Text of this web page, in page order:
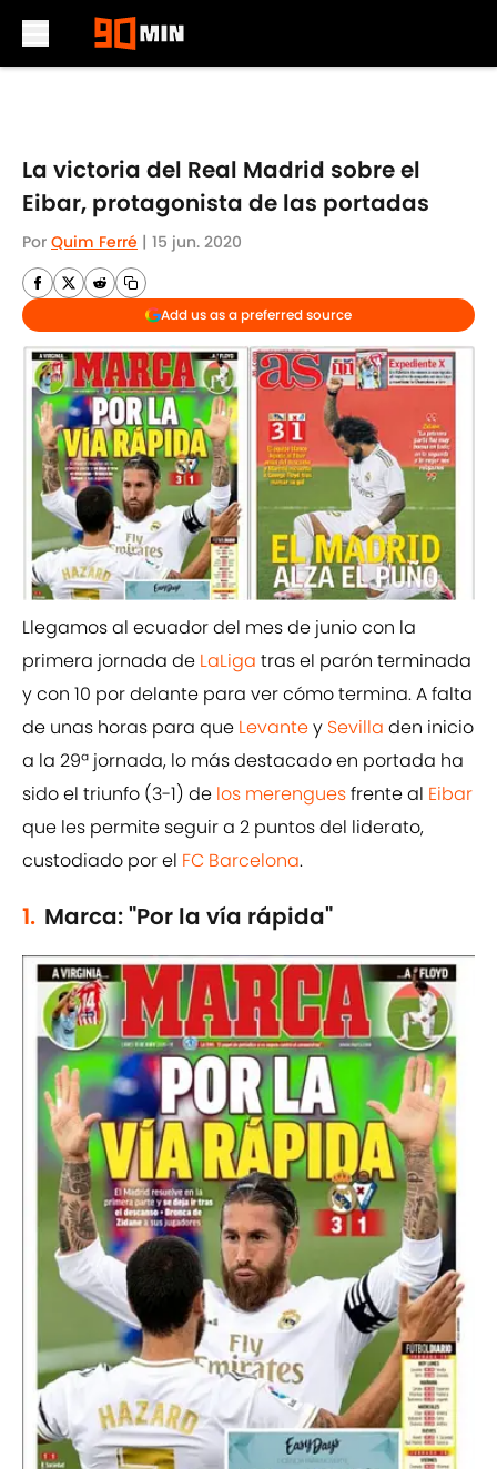
La victoria del Real Madrid sobre el
Eibar, protagonista de las portadas
Por Quim Ferré | 15 jun. 2020
Add us as a preferred source
Llegamos al ecuador del mes de junio con la
primera jornada de LaLiga tras el parón terminada
y con 10 por delante para ver cómo termina. A falta
de unas horas para que Levantey Sevilla den inicio
a la 29ª jornada, lo más destacado en portada ha
sido el triunfo (3-1) de los merenguesfrente al Eibar
que les permite seguir a 2 puntos del liderato,
custodiado por el FC Barcelona.
1. Marca: "Por la vía rápida"